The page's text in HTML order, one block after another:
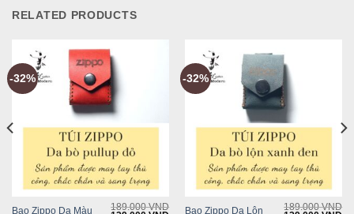
RELATED PRODUCTS
-32%
Bao Zippo Da Màu
189.000VND
-32%
Bao Zippo Da Lộn
189.000VND